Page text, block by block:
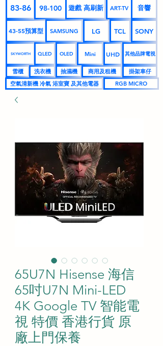
83-86 98-100 遊戲 高刷新 ART-TV 音響
43-55預算型 SAMSUNG LG TCL SONY
SKYWORTH QLED OLED Mini UHD 其他品牌電視
雪櫃 洗衣機 抽濕機 商用及租機
掛架車仔
空氣清新機 冷氣 浴室寶 及其他電器
RGB MICRO
65U7N Hisense 海信
65吋U7N Mini-LED
4K Google TV 智能電
視 特價 香港行貨 原
廠上門保養